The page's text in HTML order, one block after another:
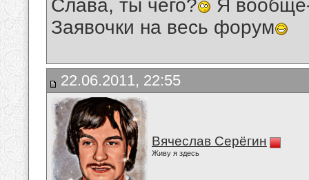
Слава, ты чего?
Я
Заявочки на весь форум
22.06.2011, 22:55
Вячеслав Серёгин
Живу я здесь